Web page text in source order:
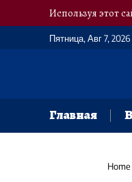
Используя этот
Пятница, Авг 7, 2026
Главная
Home